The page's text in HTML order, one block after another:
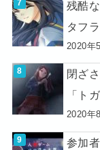
残酷
タフ
2020年
閉ざ
「ト
2020年
参加